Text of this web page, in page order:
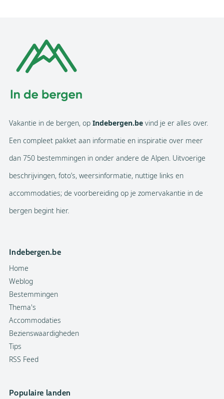
Vakantie in de bergen, op Indebergen.be vind je er alles over.
Een compleet pakket aan informatie en inspiratie over meer
dan 750 bestemmingen in onder andere de Alpen. Uitvoerige
beschrijvingen, foto’s, weersinformatie, nuttige links en
accommodaties; de voorbereiding op je zomervakantie in de
bergen begint hier.
Indebergen.be
Home
Weblog
Bestemmingen
Thema's
Accommodaties
Bezienswaardigheden
Tips
RSS Feed
Populaire landen